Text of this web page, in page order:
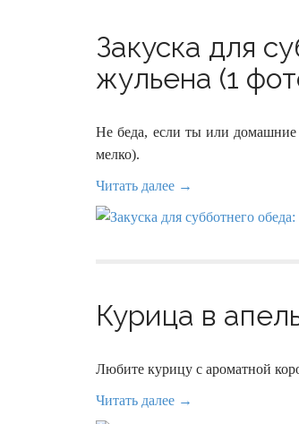
Закуска для
жульена (1
Не беда, если ты или
мелко).
Читать далее →
Курица в
Любите курицу с ароматной
Читать далее →